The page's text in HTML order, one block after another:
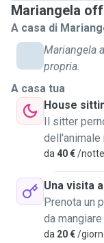
Mariangela
A casa di
Mariangela
propria.
A casa tua
House
Il sitter
dell'animale
da 40 €/notte
Una visita
Prenota un
da
da 20 €/